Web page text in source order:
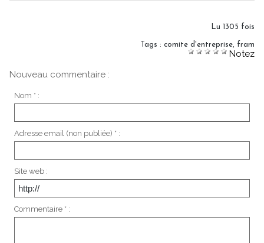
Lu 1305 fois
Tags : comite d'entreprise, fram
Notez
Nouveau commentaire :
Nom * :
Adresse email (non publiée) * :
Site web :
Commentaire * :